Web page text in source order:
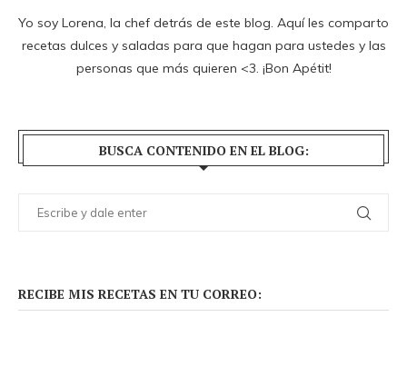
Yo soy Lorena, la chef detrás de este blog. Aquí les comparto
recetas dulces y saladas para que hagan para ustedes y las
personas que más quieren <3. ¡Bon Apétit!
BUSCA CONTENIDO EN EL BLOG:
RECIBE MIS RECETAS EN TU CORREO: